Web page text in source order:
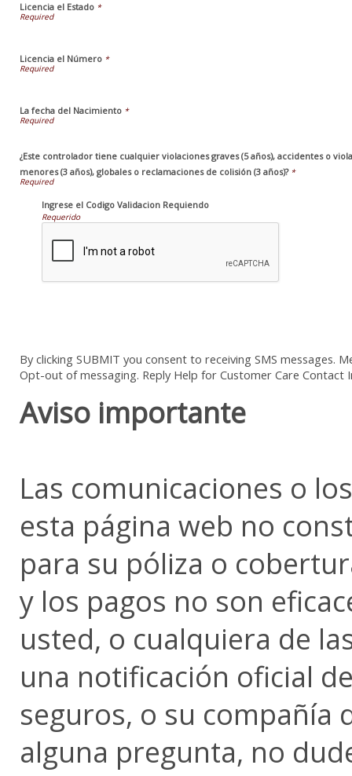
Licencia el Estado *
Licencia el Número *
La fecha del Nacimiento *
¿Este controlador tiene cualquier violaciones graves (5 años), accidentes o
menores (3 años), globales o reclamaciones de colisión (3 años)?*
Ingrese el Codigo Validacion Requiendo
Requerido
By clicking SUBMIT you consent to receiving SMS messages.
Opt-out of messaging. Reply Help for Customer Care
Aviso importante
Las comunicaciones o
esta página web no
para su póliza o
y los pagos no son
usted, o cualquiera de
una notificación oficial
seguros, o su compañía
alguna pregunta, no